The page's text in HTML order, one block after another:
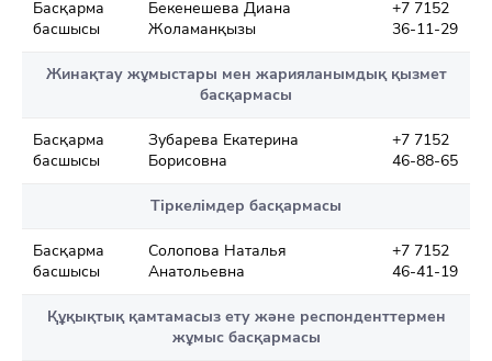
Басқарма
басшысы
Бекенешева Диана
Жоламанқызы
+7 7152
36-11-29
Жинақтау жұмыстары мен жарияланымдық қызмет
басқармасы
Басқарма
басшысы
Зубарева Екатерина
Борисовна
+7 7152
46-88-65
Тіркелімдер басқармасы
Басқарма
басшысы
Солопова Наталья
Анатольевна
+7 7152
46-41-19
Құқықтық қамтамасыз ету және респонденттермен
жұмыс басқармасы